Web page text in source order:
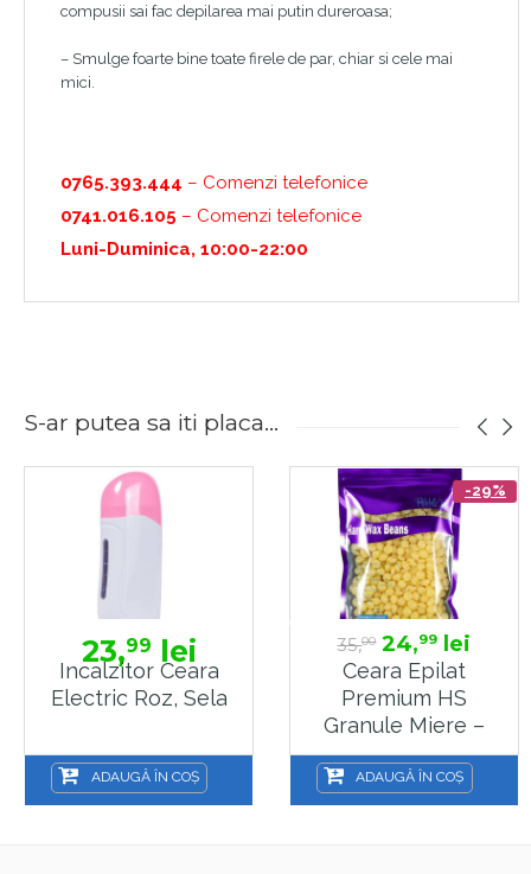
compusii sai fac depilarea mai putin dureroasa;
– Smulge foarte bine toate firele de par, chiar si cele mai
mici.
0765.393.444 – Comenzi telefonice
0741.016.105 – Comenzi telefonice
Luni-Duminica, 10:00-22:00
S-ar putea sa iti placa...
23,99 lei
Incalzitor Ceara
Electric Roz, Sela
ADAUGĂ ÎN COȘ
-29%
35,00 24,99 lei
Ceara Epilat
Premium HS
Granule Miere –
Wax Honey – 500g
ADAUGĂ ÎN COȘ